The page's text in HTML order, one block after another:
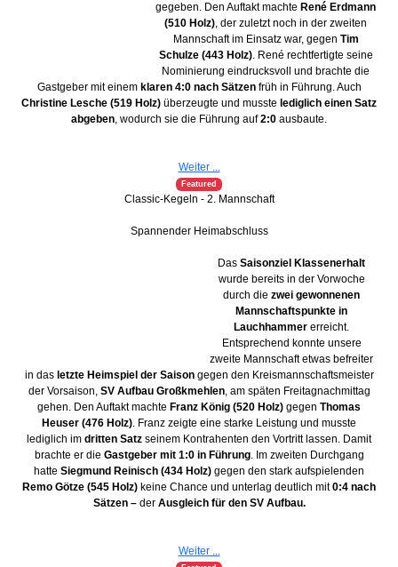
gegeben. Den Auftakt machte René Erdmann
(510 Holz), der zuletzt noch in der zweiten
Mannschaft im Einsatz war, gegen Tim
Schulze (443 Holz). René rechtfertigte seine
Nominierung eindrucksvoll und brachte die
Gastgeber mit einem klaren 4:0 nach Sätzenfrüh in Führung. Auch
Christine Lesche (519 Holz) überzeugte und musste lediglich einen Satz
abgeben, wodurch sie die Führung auf2:0 ausbaute.
Weiter ...
Featured
Classic-Kegeln - 2. Mannschaft
Spannender Heimabschluss
Das Saisonziel Klassenerhalt
wurde bereits in der Vorwoche
durch die zwei gewonnenen
Mannschaftspunkte in
Lauchhammer erreicht.
Entsprechend konnte unsere
zweite Mannschaft etwas befreiter
in dasletzte Heimspiel der Saisongegen den Kreismannschaftsmeister
der Vorsaison, SV Aufbau Großkmehlen, am späten Freitagnachmittag
gehen. Den Auftakt machte Franz König (520 Holz) gegen Thomas
Heuser (476 Holz). Franz zeigte eine starke Leistung und musste
lediglich im dritten Satz seinem Kontrahenten den Vortritt lassen. Damit
brachte er die Gastgeber mit 1:0 in Führung. Im zweiten Durchgang
hatte Siegmund Reinisch (434 Holz) gegen den stark aufspielenden
Remo Götze (545 Holz) keine Chance und unterlag deutlich mit0:4 nach
Sätzen – derAusgleich für den SV Aufbau.
Weiter ...